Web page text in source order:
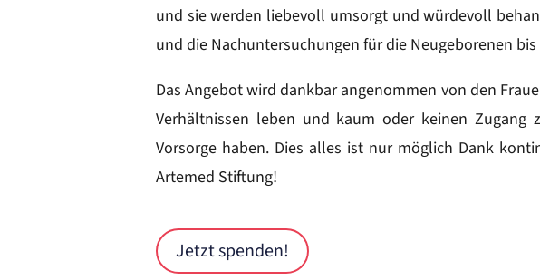
und sie werden liebevoll umsorgt und würdevoll
und die Nachuntersuchungen für die Neugeborenen
Das Angebot wird dankbar angenommen von den
Verhältnissen leben und kaum oder keinen Zugang
Vorsorge haben. Dies alles ist nur möglich Dank
Artemed Stiftung!
Jetzt spenden!